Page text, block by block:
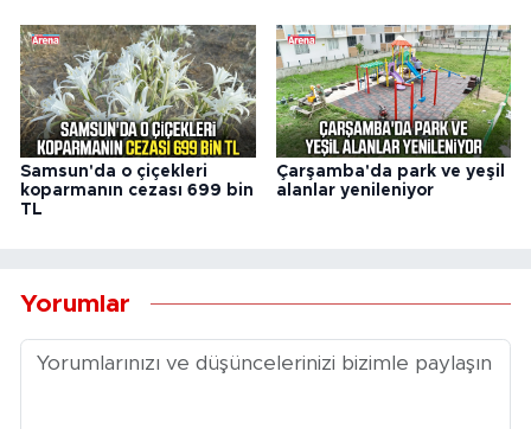
Samsun'da o çiçekleri
koparmanın cezası 699 bin
TL
Çarşamba'da park ve yeşil
alanlar yenileniyor
Yorumlar